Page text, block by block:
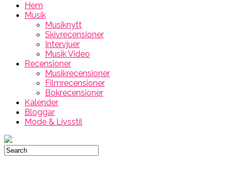
Hem
Musik
Musiknytt
Skivrecensioner
Intervjuer
Musik Video
Recensioner
Musikrecensioner
Filmrecensioner
Bokrecensioner
Kalender
Bloggar
Mode & Livsstil